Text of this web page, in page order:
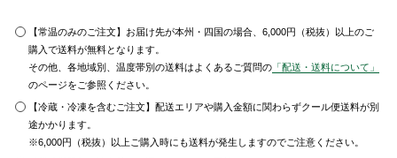
【常温のみのご注文】お届け先が本州・四国の場合、6,000円（税抜）以上のご
購入で送料が無料となります。
その他、各地域別、温度帯別の送料はよくあるご質問の 「配送・送料について」
のページをご参照ください。
【冷蔵・冷凍を含むご注文】配送エリアや購入金額に関わらずクール便送料が別
途かかります。
※6,000円（税抜）以上ご購入時にも送料が発生しますのでご注意ください。